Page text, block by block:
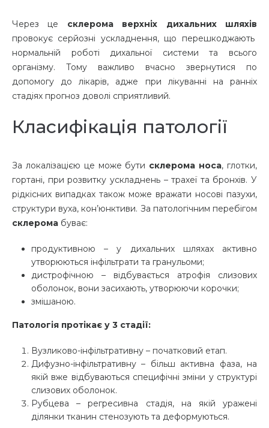
Через це склерома верхніх дихальних шляхів
провокує серйозні ускладнення, що перешкоджають
нормальній роботі дихальної системи та всього
організму. Тому важливо вчасно звернутися по
допомогу до лікарів, адже при лікуванні на ранніх
стадіях прогноз доволі сприятливий.
Класифікація патології
За локалізацією це може бути склерома носа, глотки,
гортані, при розвитку ускладнень – трахеї та бронхів. У
рідкісних випадках також може вражати носові пазухи,
структури вуха, кон’юнктиви. За патологічним перебігом
склерома буває:
продуктивною – у дихальних шляхах активно
утворюються інфільтрати та гранульоми;
дистрофічною – відбувається атрофія слизових
оболонок, вони засихають, утворюючи корочки;
змішаною.
Патологія протікає у 3 стадії:
Вузликово-інфільтративну – початковий етап.
Дифузно-інфільтративну – більш активна фаза, на
якій вже відбуваються специфічні зміни у структурі
слизових оболонок.
Рубцева – регресивна стадія, на якій уражені
ділянки тканин стенозують та деформуються.